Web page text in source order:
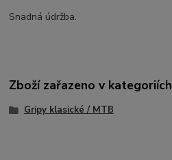
Snadná údržba.
Zboží zařazeno v kategoriích
Gripy klasické / MTB